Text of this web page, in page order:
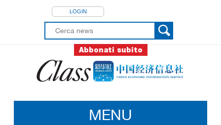
LOGIN
Abbonati subito
MENU